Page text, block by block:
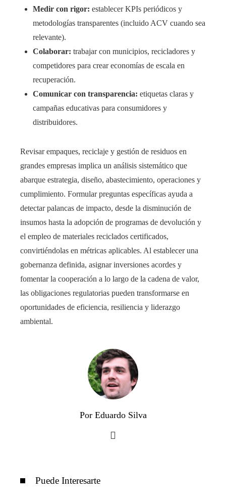
Medir con rigor: establecer KPIs periódicos y
metodologías transparentes (incluido ACV cuando sea
relevante).
Colaborar: trabajar con municipios, recicladores y
competidores para crear economías de escala en
recuperación.
Comunicar con transparencia: etiquetas claras y
campañas educativas para consumidores y
distribuidores.
Revisar empaques, reciclaje y gestión de residuos en
grandes empresas implica un análisis sistemático que
abarque estrategia, diseño, abastecimiento, operaciones y
cumplimiento. Formular preguntas específicas ayuda a
detectar palancas de impacto, desde la disminución de
insumos hasta la adopción de programas de devolución y
el empleo de materiales reciclados certificados,
convirtiéndolas en métricas aplicables. Al establecer una
gobernanza definida, asignar inversiones acordes y
fomentar la cooperación a lo largo de la cadena de valor,
las obligaciones regulatorias pueden transformarse en
oportunidades de eficiencia, resiliencia y liderazgo
ambiental.
Por Eduardo Silva
Puede Interesarte